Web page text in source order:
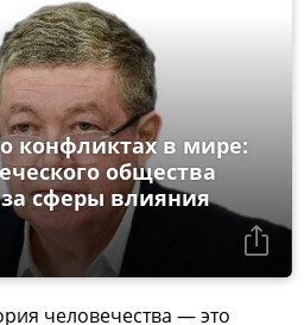
конфликтах в мире:
общества
сферы влияния
человечества — это